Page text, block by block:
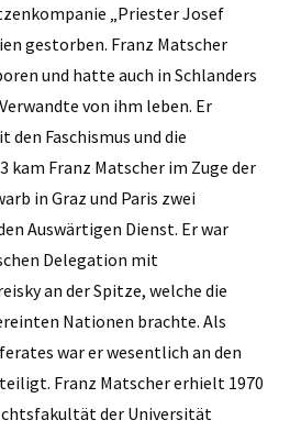
„Priester Josef
gestorben. Franz Matscher
und hatte auch in Schlanders
von ihm leben. Er
Faschismus und die
kam Franz Matscher im Zuge der
in Graz und Paris zwei
Auswärtigen Dienst. Er war
Delegation mit
an der Spitze, welche die
Nationen brachte. Als
war er wesentlich an den
Franz Matscher erhielt 1970
der Universität